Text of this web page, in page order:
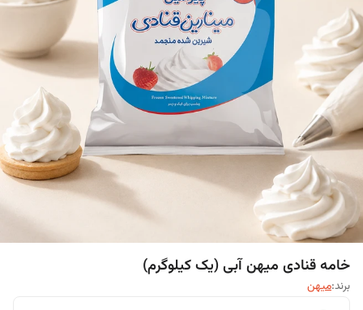
خامه قنادی میهن آبی (یک کیلوگرم)
برند:میهن